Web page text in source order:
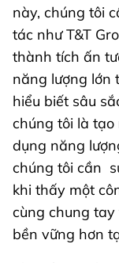
này, chúng tôi
tác như T&T
thành tích ấn
năng lượng lớn
hiểu biết sâu
chúng tôi là
dụng năng
chúng tôi cần
khi thấy một
cùng chung
bền vững hơn